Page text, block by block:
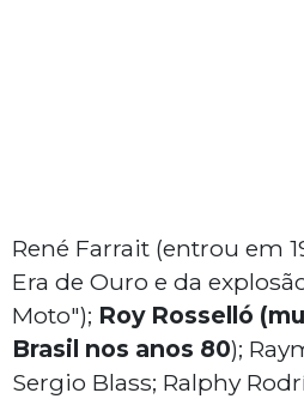
René Farrait (entrou em
Era de Ouro e da
Moto"); Roy Rosselló
Brasil nos anos 80);
Sergio Blass; Ralphy